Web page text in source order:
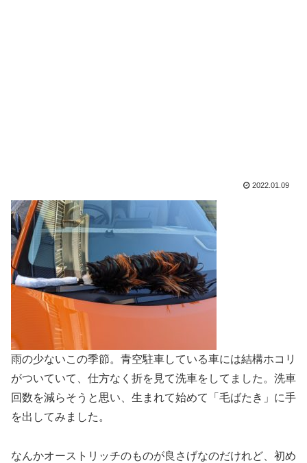
2022.01.09
雨の少ないこの季節。青空駐車している車には結構ホコリ
がついていて、仕方なく折を見て洗車をしてました。洗車
回数を減らそうと思い、生まれて始めて「毛ばたき」に手
を出してみました。
なんかオーストリッチのものが良さげなのだけれど、初め